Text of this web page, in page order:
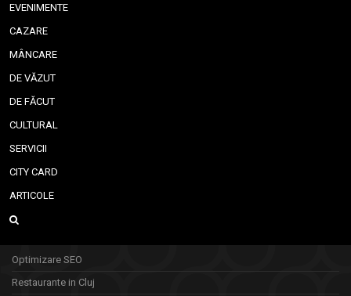
EVENIMENTE
CAZARE
MÂNCARE
DE VĂZUT
DE FĂCUT
CULTURAL
SERVICII
CITY CARD
ARTICOLE
Optimizare SEO
Restaurante in Cluj